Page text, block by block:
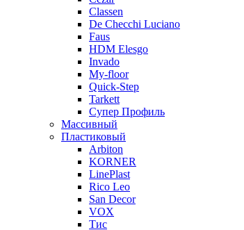
Classen
De Checchi Luciano
Faus
HDM Elesgo
Invado
My-floor
Quick-Step
Tarkett
Супер Профиль
Массивный
Пластиковый
Arbiton
KORNER
LinePlast
Rico Leo
San Decor
VOX
Тис